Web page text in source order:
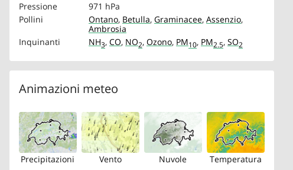
Pressione
971 hPa
Pollini
Ontano, Betulla, Graminacee, Assenzio,
Ambrosia
Inquinanti
NH3, CO, NO2, Ozono, PM10, PM2.5, SO2
Animazioni meteo
Precipitazioni Vento Nuvole Temperatura